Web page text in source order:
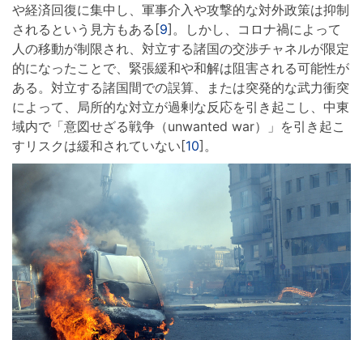
や経済回復に集中し、軍事介入や攻撃的な対外政策は抑制
されるという見方もある[9]。しかし、コロナ禍によって
人の移動が制限され、対立する諸国の交渉チャネルが限定
的になったことで、緊張緩和や和解は阻害される可能性が
ある。対立する諸国間での誤算、または突発的な武力衝突
によって、局所的な対立が過剰な反応を引き起こし、中東
域内で「意図せざる戦争（unwanted war）」を引き起こ
すリスクは緩和されていない[10]。